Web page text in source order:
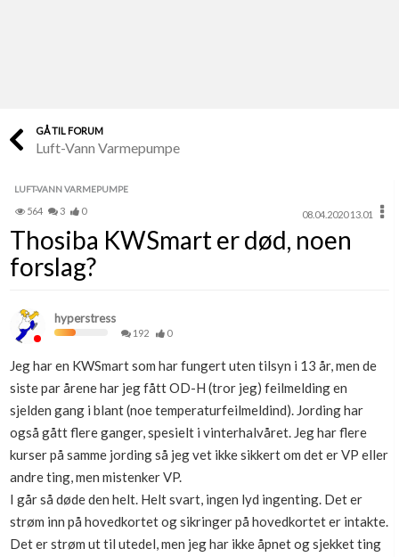
Finn håndverkere
Papirer som mangler
Skaff dokumentasjon som mangler
Kundeservice
Se din bolig? Klikk her
Boligmappa+
Få mer ut av Boligmappa
GÅ TIL FORUM
Luft-Vann Varmepumpe
LUFT-VANN VARMEPUMPE
564 3 0 08.04.2020 13.01
Thosiba KWSmart er død, noen
forslag?
hyperstress
192 0
Jeg har en KWSmart som har fungert uten tilsyn i 13 år, men de
siste par årene har jeg fått OD-H (tror jeg) feilmelding en
sjelden gang i blant (noe temperaturfeilmeldind). Jording har
også gått flere ganger, spesielt i vinterhalvåret. Jeg har flere
kurser på samme jording så jeg vet ikke sikkert om det er VP eller
andre ting, men mistenker VP.
I går så døde den helt. Helt svart, ingen lyd ingenting. Det er
strøm inn på hovedkortet og sikringer på hovedkortet er intakte.
Det er strøm ut til utedel, men jeg har ikke åpnet og sjekket ting